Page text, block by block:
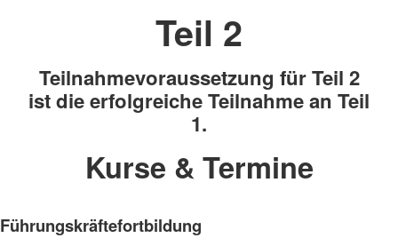
Teil 2
Teilnahmevoraussetzung für Teil 2
ist die erfolgreiche Teilnahme an Teil
1.
Kurse & Termine
Führungskräftefortbildung